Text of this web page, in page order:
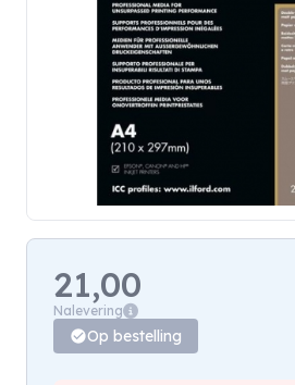
21,00
Nalevering
Op bestelling